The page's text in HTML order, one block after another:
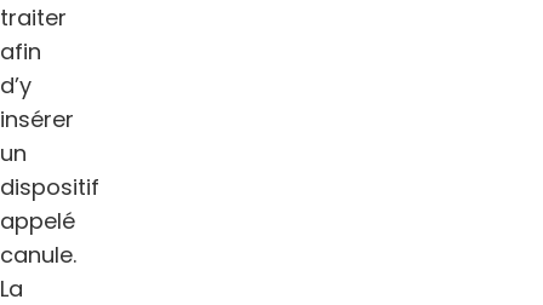
traiter
afin
d’y
insérer
un
dispositif
appelé
canule.
La